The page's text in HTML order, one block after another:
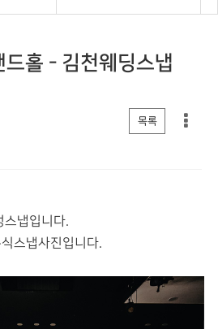
드홀 - 김천웨딩스냅
목록
스냅입니다.
스냅사진입니다.